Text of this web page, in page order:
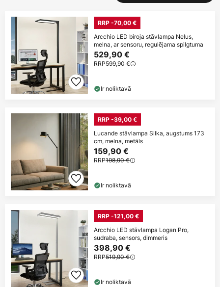
RRP -70,00 €
Arcchio LED biroja stāvlampa Nelus,
melna, ar sensoru, regulējama spilgtuma
529,90 €
RRP599,90 €
Ir noliktavā
RRP -39,00 €
Lucande stāvlampa Silka, augstums 173
cm, melna, metāls
159,90 €
RRP198,90 €
Ir noliktavā
RRP -121,00 €
Arcchio LED stāvlampa Logan Pro,
sudraba, sensors, dimmeris
398,90 €
RRP519,90 €
Ir noliktavā